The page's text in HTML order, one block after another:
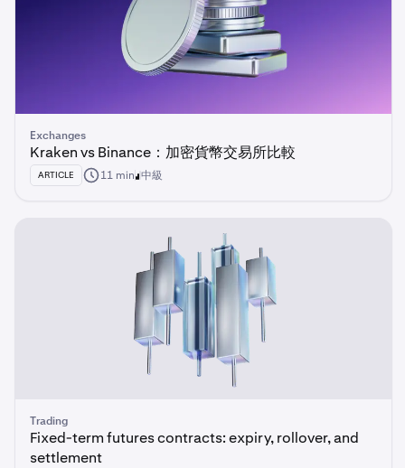
Exchanges
Kraken vs Binance：加密貨幣交易所比較
ARTICLE 11 min 中級
Trading
Fixed-term futures contracts: expiry, rollover, and
settlement